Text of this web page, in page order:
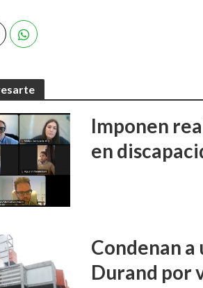
Imponen
en
Condenan
Durand por